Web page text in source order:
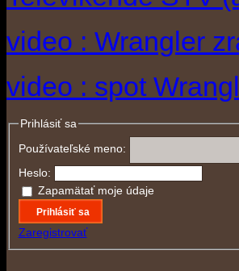
video : Wrangler
video : spot
Prihlásiť sa
Používateľské meno:
Heslo:
Zapamätať moje údaje
Prihlásiť sa
Zaregistrovať